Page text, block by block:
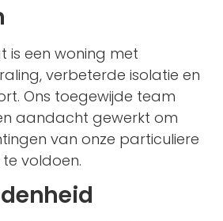
is een woning met
verbeterde isolatie en
Ons toegewijde team
aandacht gewerkt om
van onze particuliere
voldoen.